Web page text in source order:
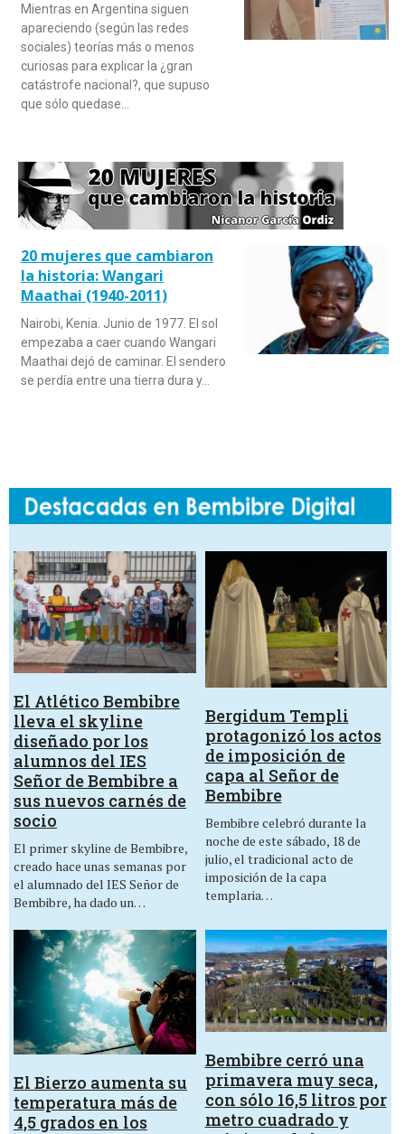
Mientras en Argentina siguen
apareciendo (según las redes
sociales) teorías más o menos
curiosas para explicar la ¿gran
catástrofe nacional?, que supuso
que sólo quedase…
20 mujeres que cambiaron
la historia: Wangari
Maathai (1940-2011)
Nairobi, Kenia. Junio de 1977. El sol
empezaba a caer cuando Wangari
Maathai dejó de caminar. El sendero
se perdía entre una tierra dura y…
El Atlético Bembibre
lleva el skyline
diseñado por los
alumnos del IES
Señor de Bembibre a
sus nuevos carnés de
socio
El primer skyline de Bembibre,
creado hace unas semanas por
el alumnado del IES Señor de
Bembibre, ha dado un…
Bergidum Templi
protagonizó los actos
de imposición de
capa al Señor de
Bembibre
Bembibre celebró durante la
noche de este sábado, 18 de
julio, el tradicional acto de
imposición de la capa
templaria…
El Bierzo aumenta su
temperatura más de
4,5 grados en los
Bembibre cerró una
primavera muy seca,
con sólo 16,5 litros por
metro cuadrado y